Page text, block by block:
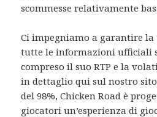
scommesse relativamente
Ci impegniamo a garantire
tutte le informazioni ufficiali
compreso il suo RTP e la
in dettaglio qui sul nostro sito
del 98%, Chicken Road è
giocatori un’esperienza di